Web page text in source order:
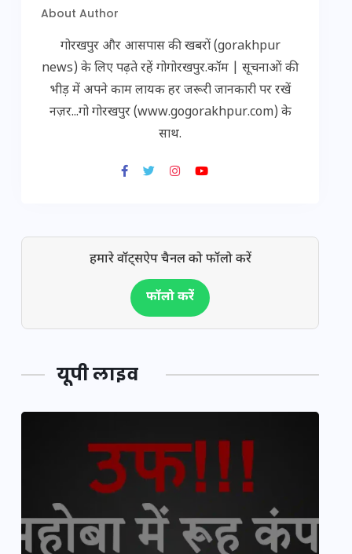
About Author
गोरखपुर और आसपास की खबरों (gorakhpur
news) के लिए पढ़ते रहें गोगोरखपुर.कॉम | सूचनाओं की
भीड़ में अपने काम लायक हर जरूरी जानकारी पर रखें
नज़र...गो गोरखपुर (www.gogorakhpur.com) के
साथ.
हमारे वॉट्सऐप चैनल को फॉलो करें
फॉलो करें
यूपी लाइव